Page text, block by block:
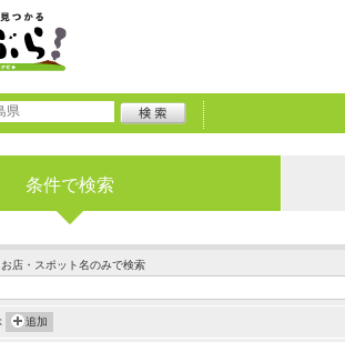
条件で検索
お店・スポット名のみで検索
追加